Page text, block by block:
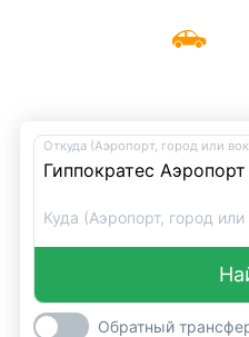
Такси из
Откуда (Аэропорт, город или
Куда (Аэропорт, город или
Обратный